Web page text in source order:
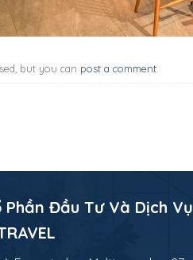
but you can post a comment.
Phần Đầu Tư Và Dịch Vụ